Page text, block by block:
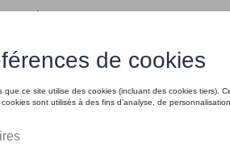
vinden